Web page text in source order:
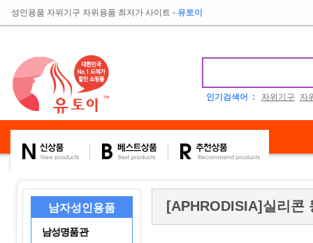
성인용품 자위기구 자위용품 최저가 사이트 - 유토이
인기검색어 : 자위기구 자
남자성인용품
남성명품관
[APHRODISIA]실리콘